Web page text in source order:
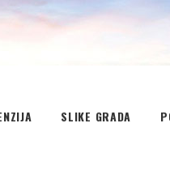
SLIKE GRADA